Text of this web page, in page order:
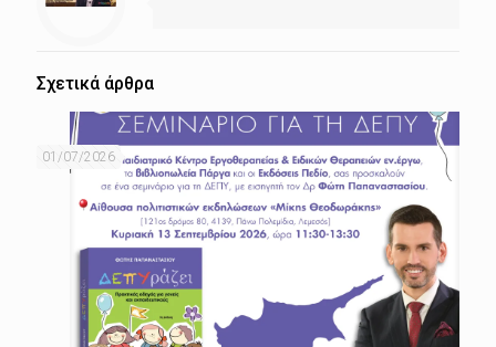
Σχετικά άρθρα
01/07/2026